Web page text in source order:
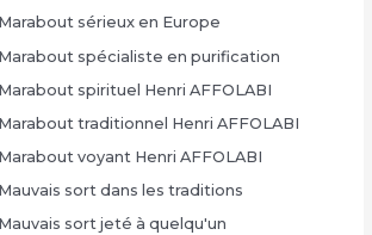
sérieux en Europe
spécialiste en purification
spirituel Henri AFFOLABI
traditionnel Henri AFFOLABI
voyant Henri AFFOLABI
sort dans les traditions
sort jeté à quelqu'un